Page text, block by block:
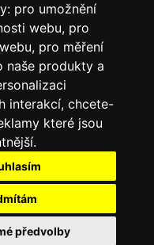
pro umožnění
webu, pro
, pro měření
naše produkty a
interakcí, chcete-
které jsou
.
předvolby
ve tvaru
Jablonec nad Nisou,
Tech.info
Šperky